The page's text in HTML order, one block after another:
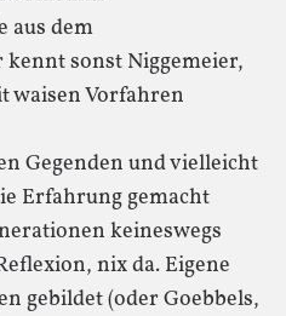
aus dem
sonst Niggemeier,
waisen Vorfahren
Gegenden und vielleicht
Erfahrung gemacht
keineswegs
nix da. Eigene
gebildet (oder Goebbels,